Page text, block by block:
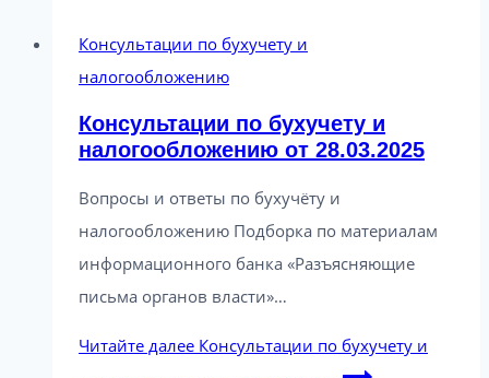
Консультации по бухучету и
налогообложению
Консультации по бухучету и
налогообложению от 28.03.2025
Вопросы и ответы по бухучёту и
налогообложению Подборка по материалам
информационного банка «Разъясняющие
письма органов власти»…
Читайте далее Консультации по бухучету и